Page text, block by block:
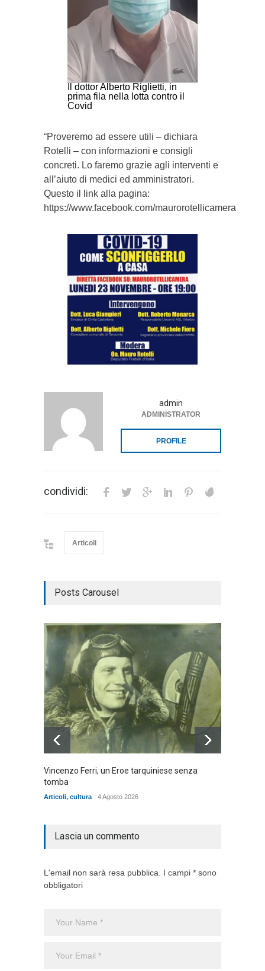
Il dottor Alberto Riglietti, in
prima fila nella lotta contro il
Covid
“Proveremo ad essere utili – dichiara
Rotelli – con informazioni e consigli
concreti. Lo faremo grazie agli interventi e
all’aiuto di medici ed amministratori.
Questo il link alla pagina:
https://www.facebook.com/maurorotellicamera
admin
ADMINISTRATOR
PROFILE
condividi:
Articoli
Posts Carousel
Vincenzo Ferri, un Eroe tarquiniese senza
tomba
Articoli, cultura 4 Agosto 2026
Lascia un commento
L'email non sarà resa pubblica. I campi * sono
obbligatori